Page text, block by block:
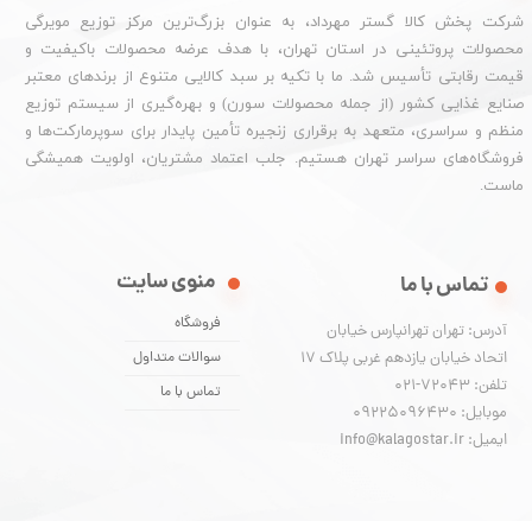
شرکت پخش کالا گستر مهرداد، به عنوان بزرگ‌ترین مرکز توزیع مویرگی
محصولات پروتئینی در استان تهران، با هدف عرضه محصولات باکیفیت و
قیمت رقابتی تأسیس شد. ما با تکیه بر سبد کالایی متنوع از برندهای معتبر
صنایع غذایی کشور (از جمله محصولات سورن) و بهره‌گیری از سیستم توزیع
منظم و سراسری، متعهد به برقراری زنجیره تأمین پایدار برای سوپرمارکت‌ها و
فروشگاه‌های سراسر تهران هستیم. جلب اعتماد مشتریان، اولویت همیشگی
ماست.
منوی سایت
فروشگاه
سوالات متداول
تماس با ما
تماس با ما
آدرس: تهران تهرانپارس خیابان
اتحاد خیابان یازدهم غربی پلاک ۱۷
تلفن: 72043-021
موبایل: 09225096430
ایمیل: info@kalagostar.ir